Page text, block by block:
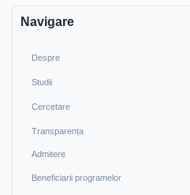
Navigare
Despre
Studii
Cercetare
Transparența
Admitere
Beneficiarii programelor